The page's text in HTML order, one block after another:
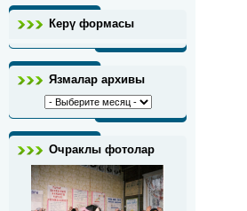
Керү формасы
Язмалар архивы
Очраклы фотолар